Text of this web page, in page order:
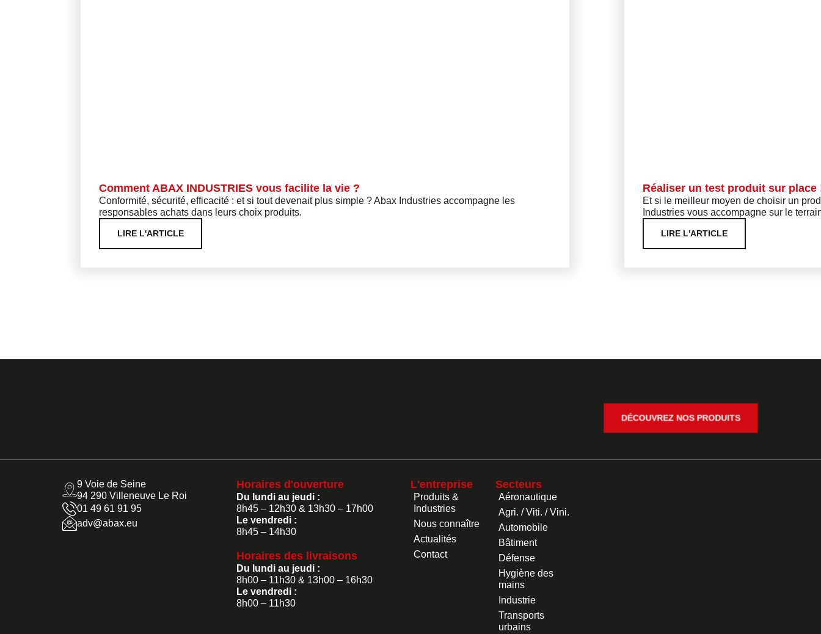
Comment ABAX INDUSTRIES vous facilite la vie ?
Conformité, sécurité, efficacité : et si tout devenait plus simple ? Abax Industries accompagne les
responsables achats dans leurs choix produits.
LIRE L'ARTICLE
Réaliser un test produit sur place
Et si le meilleur moyen de choisir un
Industries vous accompagne sur le
LIRE L'ARTICLE
DÉCOUVREZ NOS PRODUITS
9 Voie de Seine
94 290 Villeneuve Le Roi
01 49 61 91 95
adv@abax.eu
Horaires d'ouverture
Du lundi au jeudi :
8h45 – 12h30 & 13h30 – 17h00
Le vendredi :
8h45 – 14h30
Horaires des livraisons
Du lundi au jeudi :
8h00 – 11h30 & 13h00 – 16h30
Le vendredi :
8h00 – 11h30
L'entreprise
Produits &
Industries
Nous connaître
Actualités
Contact
Secteurs
Aéronautique
Agri. / Viti. / Vini.
Automobile
Bâtiment
Défense
Hygiène des
mains
Industrie
Transports
urbains